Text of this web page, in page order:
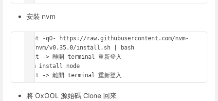
安裝 nvm
wget -qO- https://raw.githubusercontent.com/nvm-
sh/nvm/v0.35.0/install.sh | bash
exit -> 離開 terminal 重新登入
nvm install node
exit -> 離開 terminal 重新登入
將 OxOOL 源始碼 Clone 回來